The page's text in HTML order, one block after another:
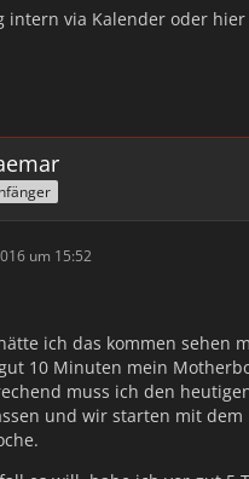
intern via Kalender oder
um 15:52
ich das kommen sehen
10 Minuten mein
muss ich den
und wir starten mit dem